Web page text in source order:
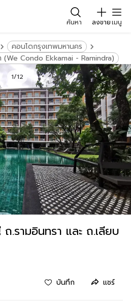
ค้นหา ลงขายเมนู
คอนโดกรุงเทพมหานคร
Condo Ekkamai - Ramindra)
1/12
รามอินทรา และ ถ.เลียบ
บันทึก แชร์